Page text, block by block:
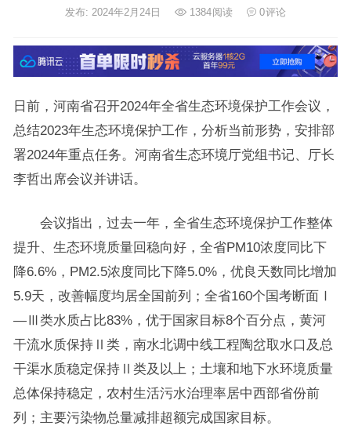
发布: 2024年2月24日 1384阅读 0评论
日前，河南省召开2024年全省生态环境保护工作会议，
总结2023年生态环境保护工作，分析当前形势，安排部
署2024年重点任务。河南省生态环境厅党组书记、厅长
李哲出席会议并讲话。
会议指出，过去一年，全省生态环境保护工作整体
提升、生态环境质量回稳向好，全省PM10浓度同比下
降6.6%，PM2.5浓度同比下降5.0%，优良天数同比增加
5.9天，改善幅度均居全国前列；全省160个国考断面Ⅰ
—Ⅲ类水质占比83%，优于国家目标8个百分点，黄河
干流水质保持Ⅱ类，南水北调中线工程陶岔取水口及总
干渠水质稳定保持Ⅱ类及以上；土壤和地下水环境质量
总体保持稳定，农村生活污水治理率居中西部省份前
列；主要污染物总量减排超额完成国家目标。